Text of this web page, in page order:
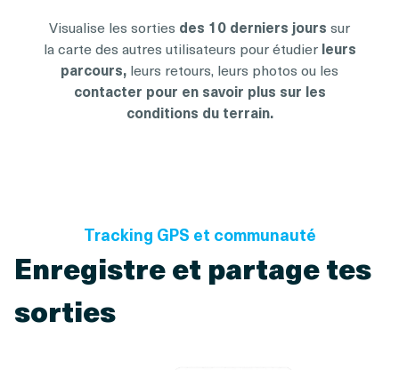
Visualise les sorties des 10 derniers jours sur
la carte des autres utilisateurs pour étudier leurs
parcours, leurs retours, leurs photos ou les
contacter pour en savoir plus sur les
conditions du terrain.
Tracking GPS et communauté
Enregistre et partage tes
sorties